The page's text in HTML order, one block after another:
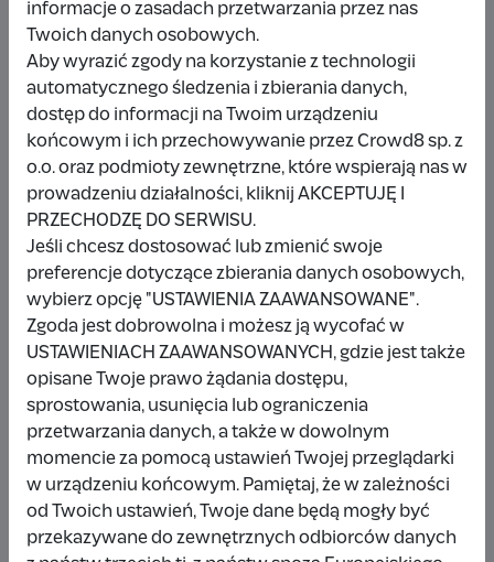
rada nadzorują projekty, choć jako prezes biorę na
siebie największą odpowiedzialność decyzyjną.
Jednocześnie każda z nas ma swoją rolę i obszar
odpowiedzialności. Pracujemy zespołowo, wspieramy
się i rozwijamy razem. Jesteśmy w podobnym składzie
od prawie dwóch lat i uważam, że to ogromna wartość
– tworzymy zgrany, ambitny i kompetentny zespół.
Jestem za to bardzo wdzięczna. Tak samo za Kasię i
Elizę, które od odeszły z fundacji i rozwijają się
indywidualnie.Krówka została stworzona z każdej z
nas i dzięki temu jest unikalna i ma wartości,
którymi kierujemy się do dzisiaj.
Z jakimi wyzwaniami najczęściej
mierzy się fundacja działająca w
obszarze kultury i edukacji?
Wiktoria:Największym wyzwaniem są fundusze.
Projekty medialne i eventowe wymagają zaplecza
informacje o zasadach przetwarzania przez nas
Twoich danych osobowych.
Aby wyrazić zgody na korzystanie z technologii
automatycznego śledzenia i zbierania danych,
dostęp do informacji na Twoim urządzeniu
końcowym i ich przechowywanie przez Crowd8 sp. z
o.o. oraz podmioty zewnętrzne, które wspierają nas w
prowadzeniu działalności, kliknij AKCEPTUJĘ I
PRZECHODZĘ DO SERWISU.
Jeśli chcesz dostosować lub zmienić swoje
preferencje dotyczące zbierania danych osobowych,
wybierz opcję "USTAWIENIA ZAAWANSOWANE".
Zgoda jest dobrowolna i możesz ją wycofać w
USTAWIENIACH ZAAWANSOWANYCH, gdzie jest także
opisane Twoje prawo żądania dostępu,
sprostowania, usunięcia lub ograniczenia
przetwarzania danych, a także w dowolnym
momencie za pomocą ustawień Twojej przeglądarki
w urządzeniu końcowym. Pamiętaj, że w zależności
od Twoich ustawień, Twoje dane będą mogły być
przekazywane do zewnętrznych odbiorców danych